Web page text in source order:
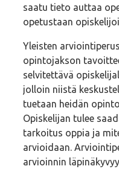
saatu tieto auttaa
opetustaan
Yleisten
opintojakson
selvitettävä
jolloin niistä
tuetaan heidän
Opiskelijan tulee
tarkoitus oppia ja
arvioidaan.
arvioinnin